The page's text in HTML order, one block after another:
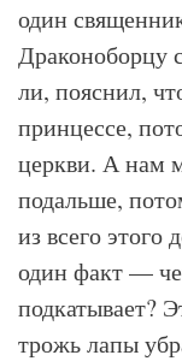
один
Драконоборцу
ли, пояснил,
принцессе,
церкви. А нам
подальше,
из всего этого
один факт —
подкатывает?
трожь лапы